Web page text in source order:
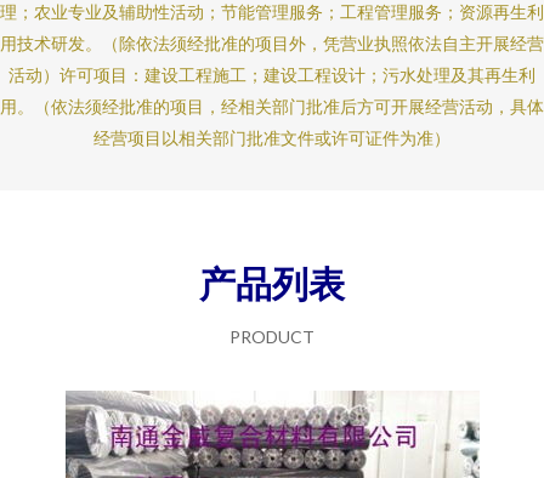
理；农业专业及辅助性活动；节能管理服务；工程管理服务；资源再生利
用技术研发。（除依法须经批准的项目外，凭营业执照依法自主开展经营
活动）许可项目：建设工程施工；建设工程设计；污水处理及其再生利
用。（依法须经批准的项目，经相关部门批准后方可开展经营活动，具体
经营项目以相关部门批准文件或许可证件为准）
产品列表
PRODUCT